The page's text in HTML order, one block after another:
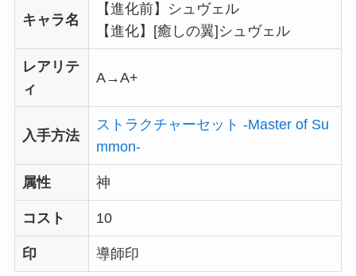
キャラ名
【進化前】シュヴェル
【進化】[癒しの翼]シュヴェル
レアリテ
ィ
A→A+
入手方法
ストラクチャーセット -Master of Su
mmon-
属性 神
コスト 10
印 導師印